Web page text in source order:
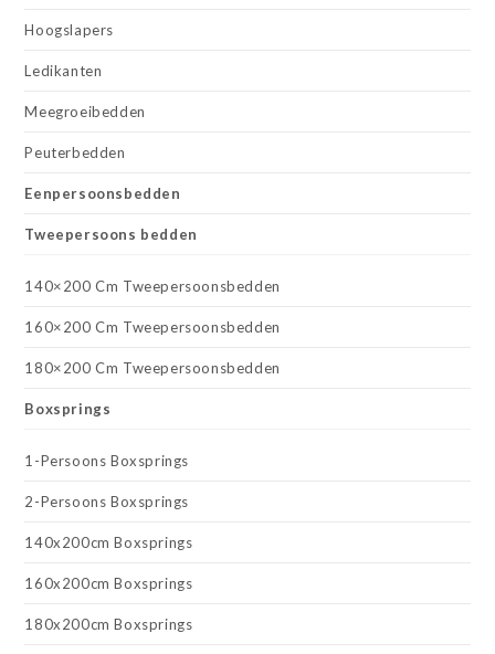
Hoogslapers
Ledikanten
Meegroeibedden
Peuterbedden
Eenpersoonsbedden
Tweepersoons bedden
140×200 Cm Tweepersoonsbedden
160×200 Cm Tweepersoonsbedden
180×200 Cm Tweepersoonsbedden
Boxsprings
1-Persoons Boxsprings
2-Persoons Boxsprings
140x200cm Boxsprings
160x200cm Boxsprings
180x200cm Boxsprings